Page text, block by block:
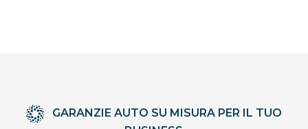
GARANZIE AUTO SU MISURA PER IL TUO